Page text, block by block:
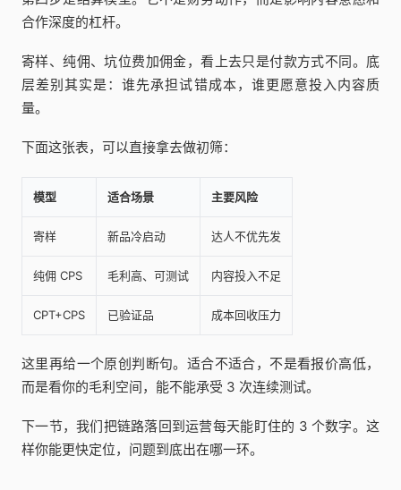
合作深度的杠杆。
寄样、纯佣、坑位费加佣金，看上去只是付款方式不同。底
层差别其实是：谁先承担试错成本，谁更愿意投入内容质
量。
下面这张表，可以直接拿去做初筛：
模型 适合场景 主要风险
寄样 新品冷启动 达人不优先发
纯佣 CPS 毛利高、可测试 内容投入不足
CPT+CPS 已验证品 成本回收压力
这里再给一个原创判断句。适合不适合，不是看报价高低，
而是看你的毛利空间，能不能承受 3 次连续测试。
下一节，我们把链路落回到运营每天能盯住的 3 个数字。这
样你能更快定位，问题到底出在哪一环。